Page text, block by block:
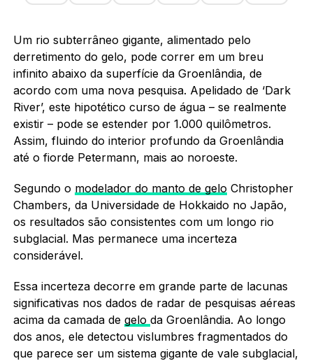
Um rio subterrâneo gigante, alimentado pelo
derretimento do gelo, pode correr em um breu
infinito abaixo da superfície da Groenlândia, de
acordo com uma nova pesquisa. Apelidado de ‘Dark
River’, este hipotético curso de água – se realmente
existir – pode se estender por 1.000 quilômetros.
Assim, fluindo do interior profundo da Groenlândia
até o fiorde Petermann, mais ao noroeste.
Segundo o modelador do manto de gelo Christopher
Chambers, da Universidade de Hokkaido no Japão,
os resultados são consistentes com um longo rio
subglacial. Mas permanece uma incerteza
considerável.
Essa incerteza decorre em grande parte de lacunas
significativas nos dados de radar de pesquisas aéreas
acima da camada de gelo da Groenlândia. Ao longo
dos anos, ele detectou vislumbres fragmentados do
que parece ser um sistema gigante de vale subglacial,